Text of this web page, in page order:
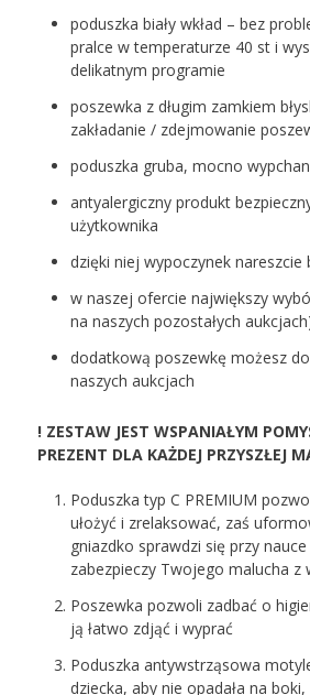
poduszka biały wkład – bez
pralce w temperaturze 40 st i
delikatnym programie
poszewka z długim zamkiem
zakładanie / zdejmowanie
poduszka gruba, mocno
antyalergiczny produkt
użytkownika
dzięki niej wypoczynek
w naszej ofercie największy
na naszych pozostałych
dodatkową poszewkę możesz
naszych aukcjach
! ZESTAW JEST WSPANIAŁYM
PREZENT DLA KAŻDEJ PRZYSZŁEJ
Poduszka typ C PREMIUM
ułożyć i zrelaksować, zaś
gniazdko sprawdzi się przy
zabezpieczy Twojego malucha z
Poszewka pozwoli zadbać o
ją łatwo zdjąć i wyprać
Poduszka antywstrząsowa
dziecka, aby nie opadała na